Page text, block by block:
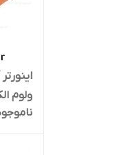
500S